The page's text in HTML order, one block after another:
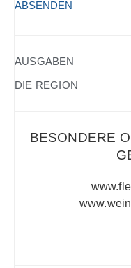
(ERFORDERLICH)
AUSGABEN
DIE REGION
BESONDERE